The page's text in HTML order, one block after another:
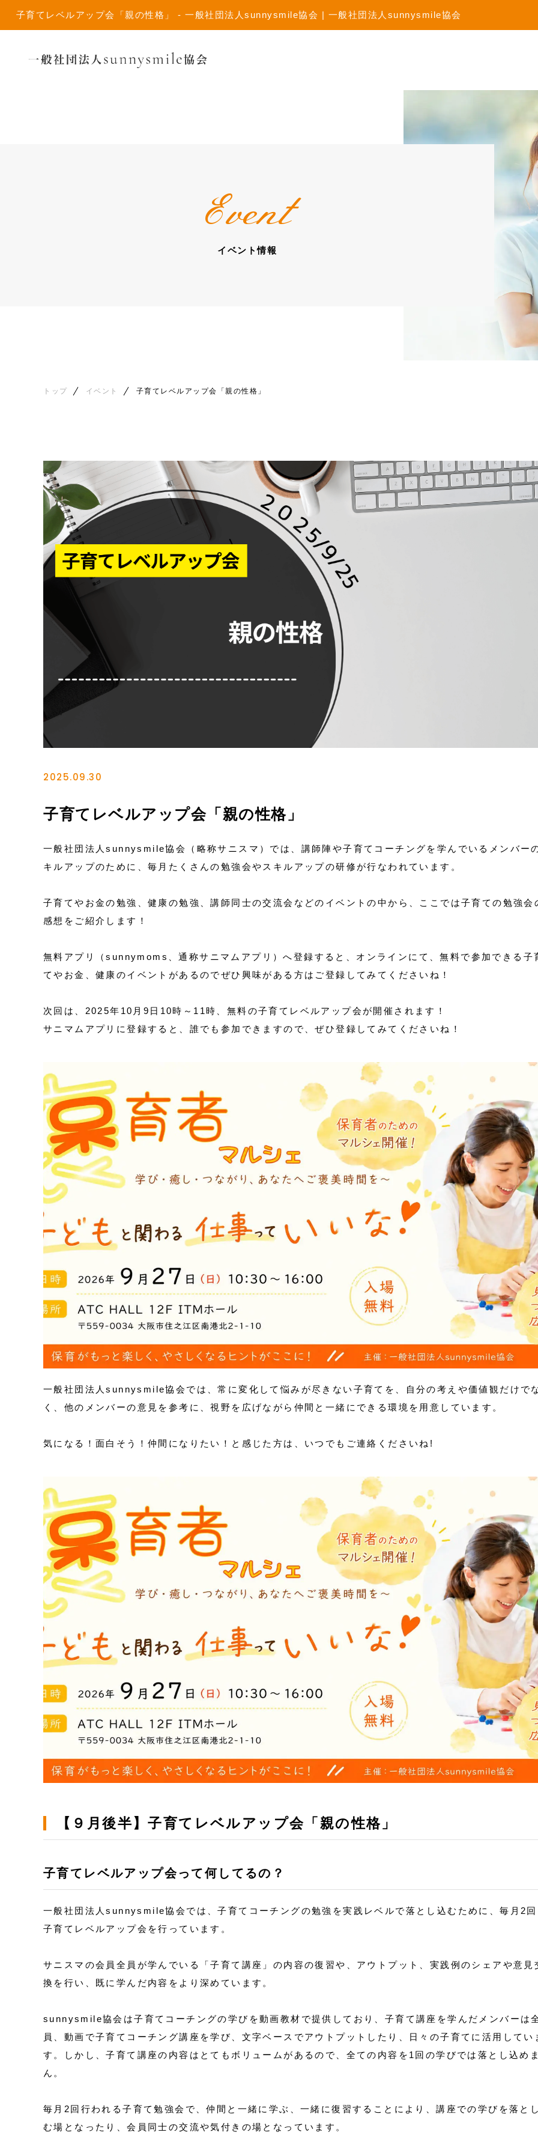
子育てレベルアップ会「親の性格」 - 一般社団法人sunnysmile協会 | 一般社団法人sunnysmile協会
Event
イベント情報
トップ イベント 子育てレベルアップ会「親の性格」
2025.09.30
子育てレベルアップ会「親の性格」
一般社団法人sunnysmile協会（略称サニスマ）では、講師陣や子育てコーチングを学んでいるメンバー
キルアップのために、毎月たくさんの勉強会やスキルアップの研修が行なわれています。
子育てやお金の勉強、健康の勉強、講師同士の交流会などのイベントの中から、ここでは子育ての勉強会
感想をご紹介します！
無料アプリ（sunnymoms、通称サニマムアプリ）へ登録すると、オンラインにて、無料で参加できる子
てやお金、健康のイベントがあるのでぜひ興味がある方はご登録してみてくださいね！
次回は、2025年10月9日10時～11時、無料の子育てレベルアップ会が開催されます！
サニマムアプリに登録すると、誰でも参加できますので、ぜひ登録してみてくださいね！
一般社団法人sunnysmile協会では、常に変化して悩みが尽きない子育てを、自分の考えや価値観だけで
く、他のメンバーの意見を参考に、視野を広げながら仲間と一緒にできる環境を用意しています。
気になる！面白そう！仲間になりたい！と感じた方は、いつでもご連絡くださいね!
【９月後半】子育てレベルアップ会「親の性格」
子育てレベルアップ会って何してるの？
一般社団法人sunnysmile協会では、子育てコーチングの勉強を実践レベルで落とし込むために、毎月2
子育てレベルアップ会を行っています。
サニスマの会員全員が学んでいる「子育て講座」の内容の復習や、アウトプット、実践例のシェアや意見
換を行い、既に学んだ内容をより深めています。
sunnysmile協会は子育てコーチングの学びを動画教材で提供しており、子育て講座を学んだメンバーは
員、動画で子育てコーチング講座を学び、文字ベースでアウトプットしたり、日々の子育てに活用してい
す。しかし、子育て講座の内容はとてもボリュームがあるので、全ての内容を1回の学びでは落とし込め
ん。
毎月2回行われる子育て勉強会で、仲間と一緒に学ぶ、一緒に復習することにより、講座での学びを落と
む場となったり、会員同士の交流や気付きの場となっています。